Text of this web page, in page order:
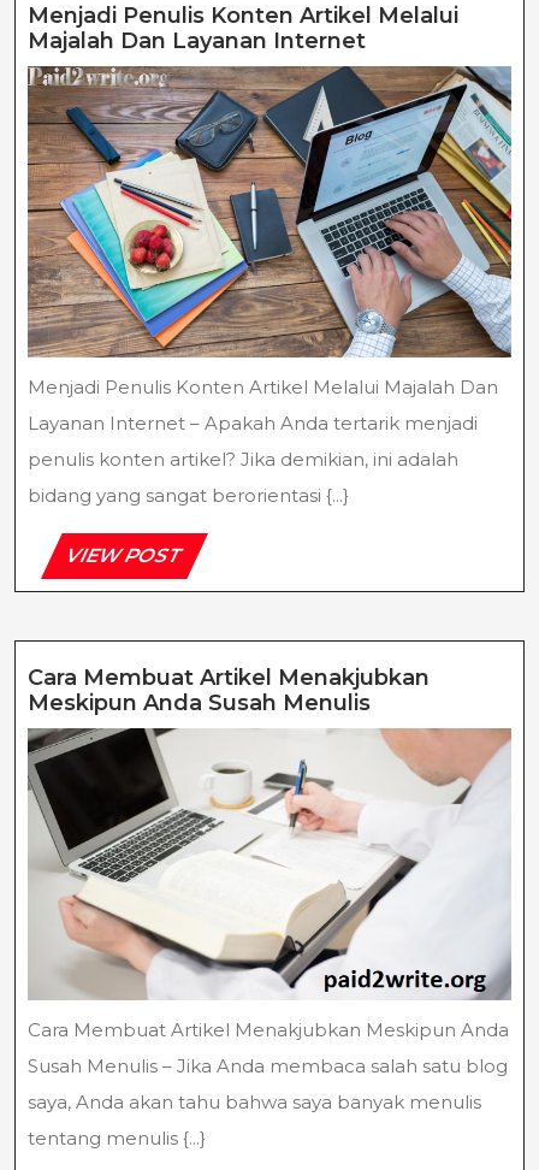
Menjadi Penulis Konten Artikel Melalui
Majalah Dan Layanan InternetMenjadi
Penulis
Konten
Artikel
Melalui
Majalah
Dan
Layanan
Internet
Menjadi Penulis Konten Artikel Melalui Majalah Dan
Layanan Internet – Apakah Anda tertarik menjadi
penulis konten artikel? Jika demikian, ini adalah
bidang yang sangat berorientasi {...}
VIEW POSTVIEW
POST
Cara Membuat Artikel Menakjubkan
Meskipun Anda Susah MenulisCara
Membuat
Artikel
Menakjubkan
Meskipun
Susah
Menulis
Cara Membuat Artikel Menakjubkan Meskipun Anda
Susah Menulis – Jika Anda membaca salah satu blog
saya, Anda akan tahu bahwa saya banyak menulis
tentang menulis {...}